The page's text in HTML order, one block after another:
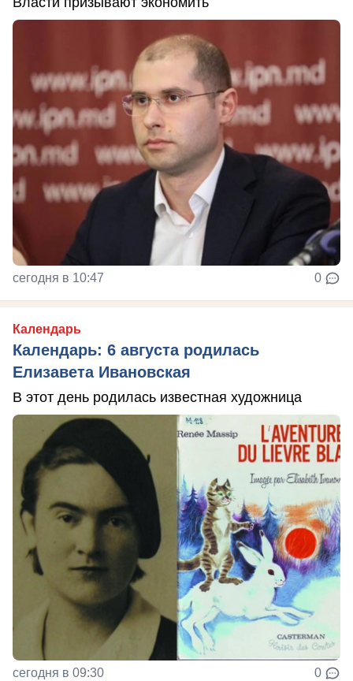
сегодня в 10:47 0
Календарь
Календарь: 6 августа родилась
Елизавета Ивановская
В этот день родилась известная художница
сегодня в 09:30 0